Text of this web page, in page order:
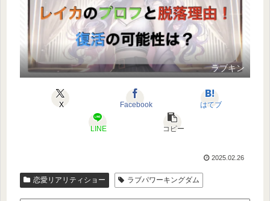
ラブキン
X Facebook はてブ
LINE コピー
2025.02.26
恋愛リアリティショー ラブパワーキングダム